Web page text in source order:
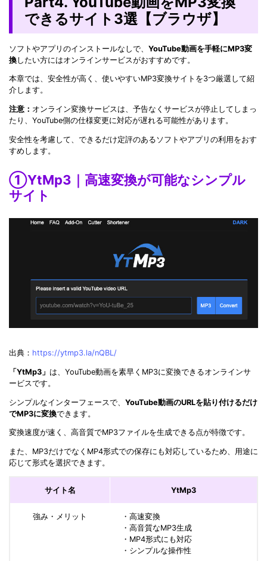
できるサイト3選【ブラウザ】
ソフトやアプリのインストールなしで、 YouTube動画を手軽にMP3変
換したい方にはオンラインサービスがおすすめです。
本章では、安全性が高く、使いやすいMP3変換サイトを3つ厳選して紹
介します。
注意： オンライン変換サービスは、予告なくサービスが停止してしまっ
たり、YouTube側の仕様変更に対応が遅れる可能性があります。
安全性を考慮して、できるだけ定評のあるソフトやアプリの利用をおす
すめします。
①YtMp3｜高速変換が可能なシンプル
サイト
出典： https://ytmp3.la/nQBL/
「YtMp3」 は、YouTube動画を素早くMP3に変換できるオンラインサ
ービスです。
シンプルなインターフェースで、 YouTube動画のURLを貼り付けるだけ
でMP3に変換できます。
変換速度が速く、高音質でMP3ファイルを生成できる点が特徴です。
また、MP3だけでなくMP4形式での保存にも対応しているため、用途に
応じて形式を選択できます。
サイト名 YtMp3
強み・メリット
・高速変換
・高音質なMP3生成
・MP4形式にも対応
・シンプルな操作性